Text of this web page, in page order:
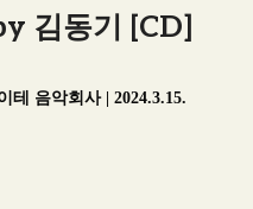
김동기 [CD]
테 음악회사 | 2024.3.15.